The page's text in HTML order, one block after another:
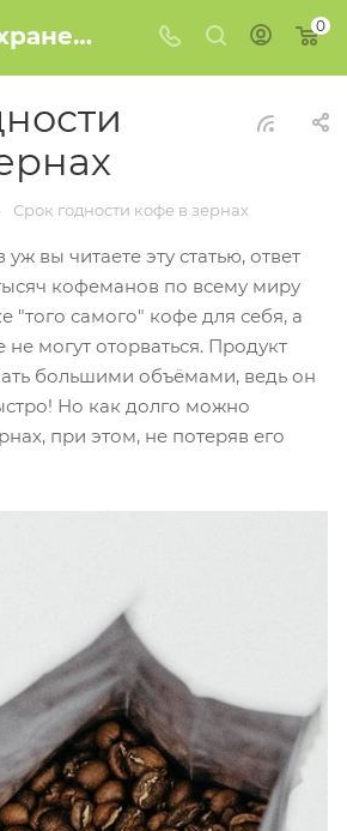
Условия хранения и срок годности кофе в зернах 0
Срок годности кофе в зернах
вы читаете эту статью, ответ
кофеманов по всему миру
"того самого" кофе для себя, а
не могут оторваться. Продукт
большими объёмами, ведь он
Но как долго можно
при этом, не потеряв его